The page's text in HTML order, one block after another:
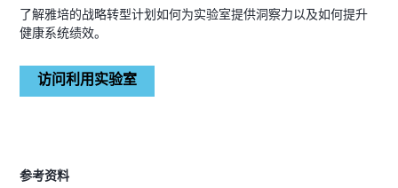
了解雅培的战略转型计划如何为实验室提供洞察力以及如何提升
健康系统绩效。
访问利用实验室
参考资料